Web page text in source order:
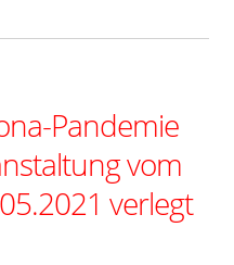
Pandemie
vom
verlegt